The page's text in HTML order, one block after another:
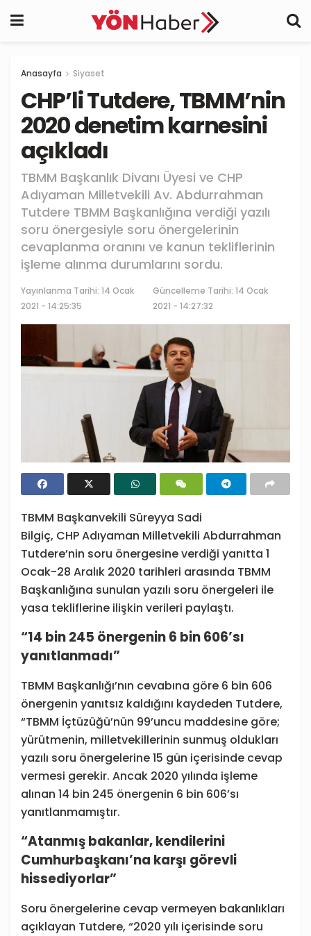
Anasayfa Siyaset
CHP’li Tutdere, TBMM’nin
2020 denetim karnesini
açıkladı
TBMM Başkanlık Divanı Üyesi ve CHP
Adıyaman Milletvekili Av. Abdurrahman
Tutdere TBMM Başkanlığına verdiği yazılı
soru önergesiyle soru önergelerinin
cevaplanma oranını ve kanun tekliflerinin
işleme alınma durumlarını sordu.
Yayınlanma Tarihi: 14 Ocak
2021 - 14:25:35
Güncelleme Tarihi: 14 Ocak
2021 - 14:27:32
TBMM Başkanvekili Süreyya Sadi
Bilgiç, CHP Adıyaman Milletvekili Abdurrahman
Tutdere’nin soru önergesine verdiği yanıtta 1
Ocak-28 Aralık 2020 tarihleri arasında TBMM
Başkanlığına sunulan yazılı soru önergeleri ile
yasa tekliflerine ilişkin verileri paylaştı.
“14 bin 245 önergenin 6 bin 606’sı
yanıtlanmadı”
TBMM Başkanlığı’nın cevabına göre 6 bin 606
önergenin yanıtsız kaldığını kaydeden Tutdere,
“TBMM İçtüzüğü’nün 99’uncu maddesine göre;
yürütmenin, milletvekillerinin sunmuş oldukları
yazılı soru önergelerine 15 gün içerisinde cevap
vermesi gerekir. Ancak 2020 yılında işleme
alınan 14 bin 245 önergenin 6 bin 606’sı
yanıtlanmamıştır.
“Atanmış bakanlar, kendilerini
Cumhurbaşkanı’na karşı görevli
hissediyorlar”
Soru önergelerine cevap vermeyen bakanlıkları
açıklayan Tutdere, “2020 yılı içerisinde soru